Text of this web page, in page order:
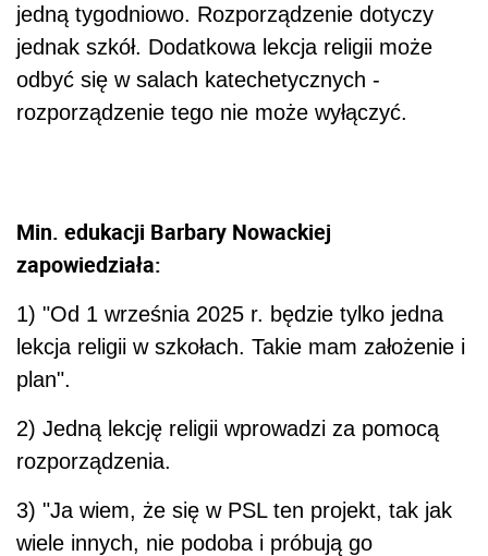
jedną tygodniowo. Rozporządzenie dotyczy
jednak szkół. Dodatkowa lekcja religii może
odbyć się w salach katechetycznych -
rozporządzenie tego nie może wyłączyć.
Min. edukacji Barbary Nowackiej
zapowiedziała:
1) "Od 1 września 2025 r. będzie tylko jedna
lekcja religii w szkołach. Takie mam założenie i
plan".
2) Jedną lekcję religii wprowadzi za pomocą
rozporządzenia.
3) "Ja wiem, że się w PSL ten projekt, tak jak
wiele innych, nie podoba i próbują go